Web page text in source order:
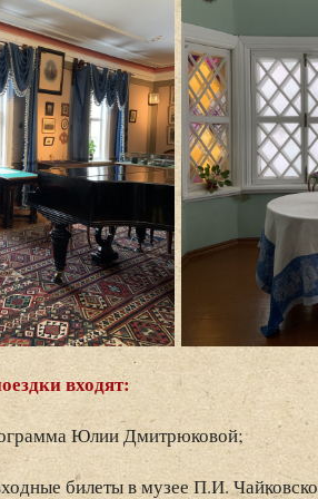
входят:
Юлии Дмитрюковой;
билеты в музее П.И.